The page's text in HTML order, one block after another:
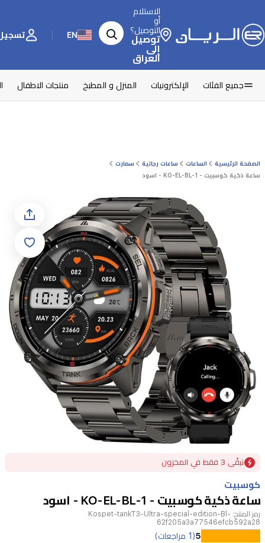
الاستلام
أو
التوصيل؟
توصيل
إلى
العراق
EN تسجيل
جميع الفئات الإلكترونيات المنزل و المطبخ منتجات الاطفال
الصفحة الرئيسية الساعات ساعات رجالية
سمارت
ساعة ذكية كوسبيت - KO-EL-BL-1 - اسود
1
تبقًى 3 فقط في المخزون
كوسبيت
ساعة ذكية كوسبيت - KO-EL-BL-1 - اسود
رمز المنتج: Kospet-tankT3-Ultra-special-edition-Bl-
62f205a3a77546efcb592a28
5(1 مراجعات)